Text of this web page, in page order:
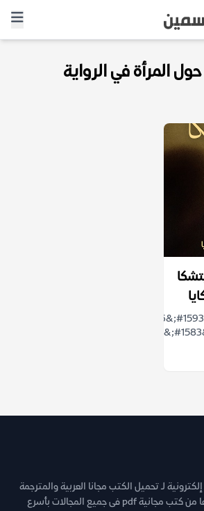
المرأة في الرواية
لـ تحميل الكتب مجانا العربية والمترجمة
والروايات والقصص وغيرها من كتب مجانية pdf فى جميع المجالات بأسرع